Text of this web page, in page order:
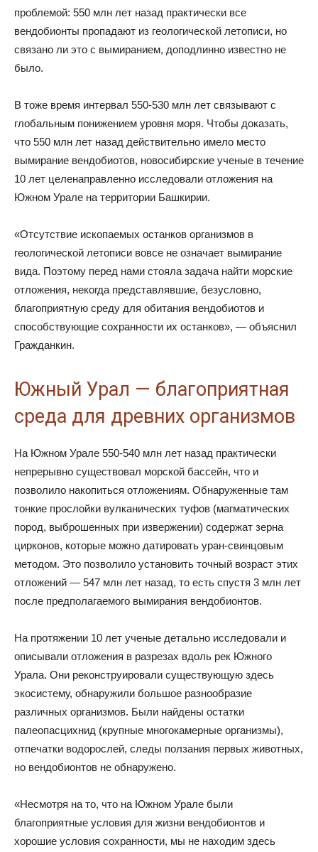
проблемой: 550 млн лет назад практически все
вендобионты пропадают из геологической летописи, но
связано ли это с вымиранием, доподлинно известно не
было.
В тоже время интервал 550-530 млн лет связывают с
глобальным понижением уровня моря. Чтобы доказать,
что 550 млн лет назад действительно имело место
вымирание вендобиотов, новосибирские ученые в течение
10 лет целенаправленно исследовали отложения на
Южном Урале на территории Башкирии.
«Отсутствие ископаемых останков организмов в
геологической летописи вовсе не означает вымирание
вида. Поэтому перед нами стояла задача найти морские
отложения, некогда представлявшие, безусловно,
благоприятную среду для обитания вендобиотов и
способствующие сохранности их останков», — объяснил
Гражданкин.
Южный Урал — благоприятная
среда для древних организмов
На Южном Урале 550-540 млн лет назад практически
непрерывно существовал морской бассейн, что и
позволило накопиться отложениям. Обнаруженные там
тонкие прослойки вулканических туфов (магматических
пород, выброшенных при извержении) содержат зерна
цирконов, которые можно датировать уран-свинцовым
методом. Это позволило установить точный возраст этих
отложений — 547 млн лет назад, то есть спустя 3 млн лет
после предполагаемого вымирания вендобионтов.
На протяжении 10 лет ученые детально исследовали и
описывали отложения в разрезах вдоль рек Южного
Урала. Они реконструировали существующую здесь
экосистему, обнаружили большое разнообразие
различных организмов. Были найдены остатки
палеопасцихнид (крупные многокамерные организмы),
отпечатки водорослей, следы ползания первых животных,
но вендобионтов не обнаружено.
«Несмотря на то, что на Южном Урале были
благоприятные условия для жизни вендобионтов и
хорошие условия сохранности, мы не находим здесь